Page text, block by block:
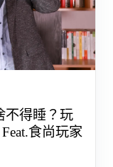
不得睡？玩
食尚玩家